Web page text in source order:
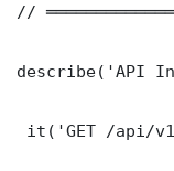
//
describe('API
it('GET /api/